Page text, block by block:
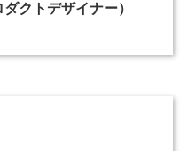
クトデザイナー）